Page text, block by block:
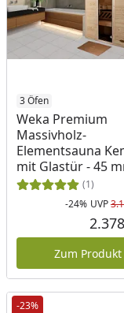
3 Öfen
Weka Premium
Massivholz-
Elementsauna
mit Glastür - 45
(1)
-24% UVP
Zum Produkt
-23%